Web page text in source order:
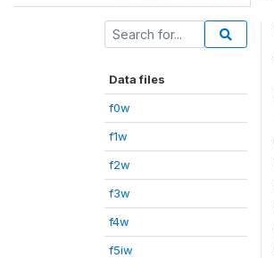
Data files
f0w
f1w
f2w
f3w
f4w
f5iw